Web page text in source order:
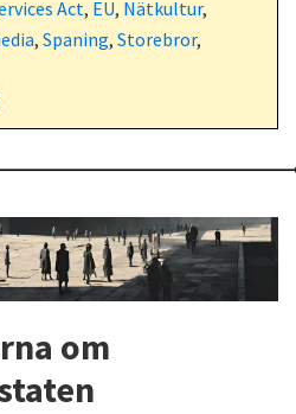
Act, EU, Nätkultur,
, Spaning, Storebror,
om